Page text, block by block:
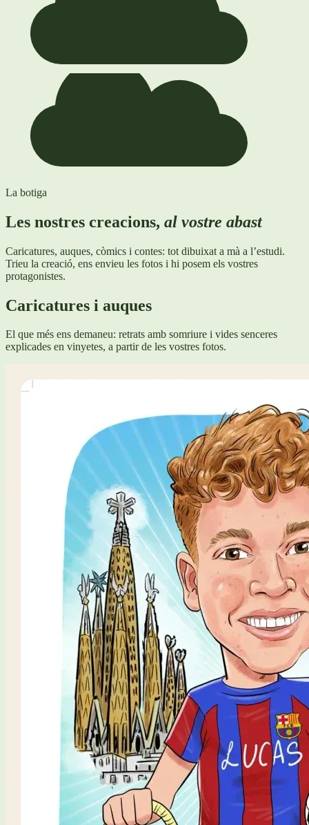
La botiga
Les nostres creacions, al vostre abast
Caricatures, auques, còmics i contes: tot dibuixat a mà a l’estudi.
Trieu la creació, ens envieu les fotos i hi posem els vostres
protagonistes.
Caricatures i auques
El que més ens demaneu: retrats amb somriure i vides senceres
explicades en vinyetes, a partir de les vostres fotos.